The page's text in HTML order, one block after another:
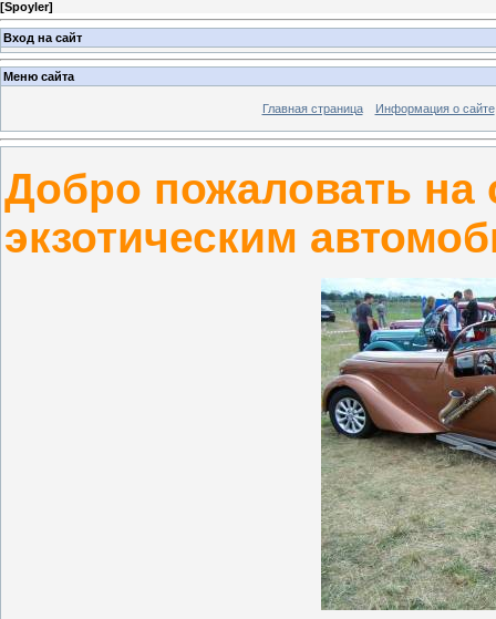
[Spoyler]
Вход на сайт
Меню сайта
Главная страница Информация о сайте
Добро пожаловать на
экзотическим